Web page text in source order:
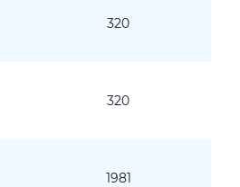
320
320
1981